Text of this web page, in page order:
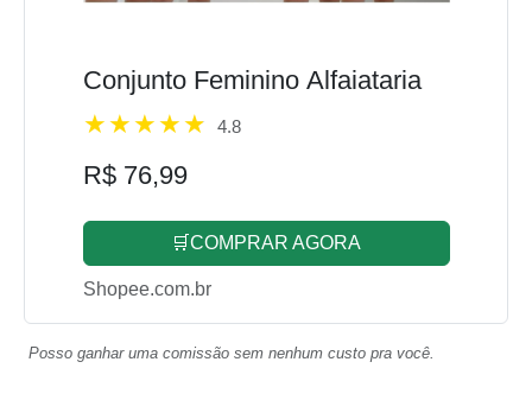
Conjunto Feminino Alfaiataria
4.8
R$ 76,99
🛒COMPRAR AGORA
Shopee.com.br
Posso ganhar uma comissão sem nenhum custo pra você.